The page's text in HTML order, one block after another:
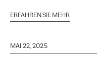
ERFAHREN SIE MEHR
MAI 22, 2025